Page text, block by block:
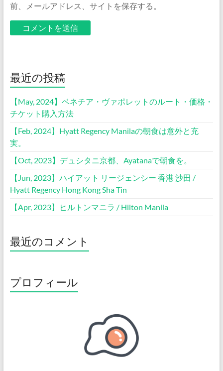
前、メールアドレス、サイトを保存する。
最近の投稿
【May, 2024】ベネチア・ヴァポレットのルート・価格・
チケット購入方法
【Feb, 2024】Hyatt Regency Manilaの朝食は意外と充
実。
【Oct, 2023】デュシタニ京都、Ayatanaで朝食を。
【Jun, 2023】ハイアット リージェンシー 香港 沙田 /
Hyatt Regency Hong Kong Sha Tin
【Apr, 2023】ヒルトンマニラ / Hilton Manila
最近のコメント
プロフィール